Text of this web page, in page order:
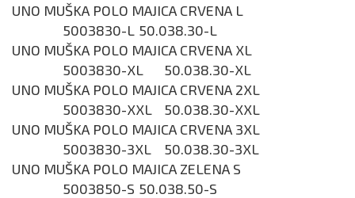
UNO MUŠKA POLO MAJICA CRVENA L
5003830-L 50.038.30-L
UNO MUŠKA POLO MAJICA CRVENA XL
5003830-XL
50.038.30-XL
UNO MUŠKA POLO MAJICA CRVENA 2XL
5003830-XXL
50.038.30-XXL
UNO MUŠKA POLO MAJICA CRVENA 3XL
5003830-3XL
50.038.30-3XL
UNO MUŠKA POLO MAJICA ZELENA S
5003850-S 50.038.50-S